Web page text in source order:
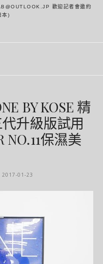
歡迎記者會邀約
本)
BY KOSE 精
升級版試用
NO.11保濕美
2017-01-23